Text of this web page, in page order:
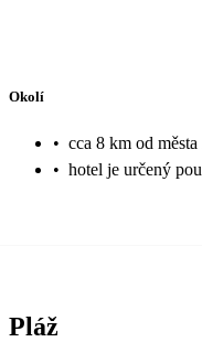
Okolí
• cca 8 km od
• hotel je určený
Pláž